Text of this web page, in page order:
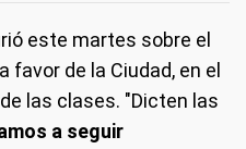
este martes sobre el
a favor de la Ciudad, en el
las clases. "Dicten las
a seguir